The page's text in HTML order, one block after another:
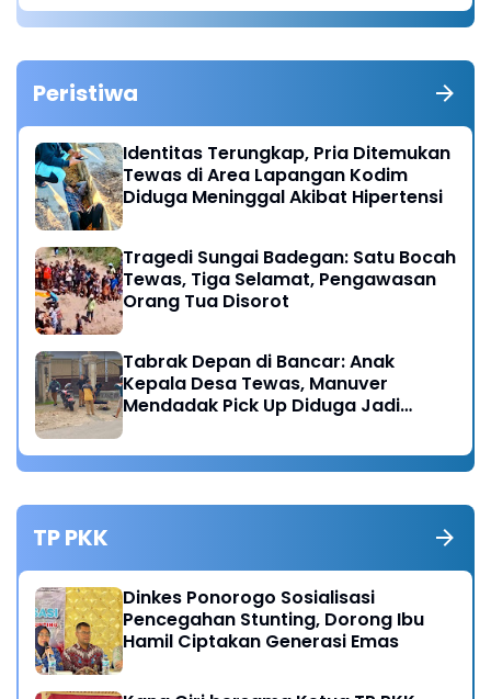
Peristiwa
Identitas Terungkap, Pria Ditemukan
Tewas di Area Lapangan Kodim
Diduga Meninggal Akibat Hipertensi
Tragedi Sungai Badegan: Satu Bocah
Tewas, Tiga Selamat, Pengawasan
Orang Tua Disorot
Tabrak Depan di Bancar: Anak
Kepala Desa Tewas, Manuver
Mendadak Pick Up Diduga Jadi
TP PKK
Dinkes Ponorogo Sosialisasi
Pencegahan Stunting, Dorong Ibu
Hamil Ciptakan Generasi Emas